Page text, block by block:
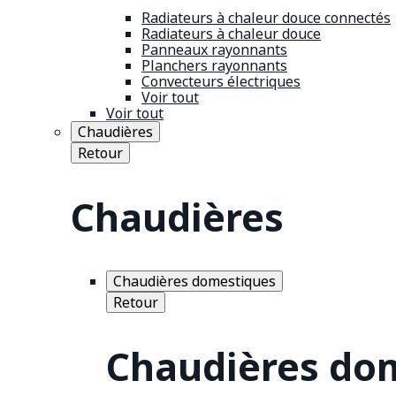
Radiateurs à chaleur douce connectés
Radiateurs à chaleur douce
Panneaux rayonnants
Planchers rayonnants
Convecteurs électriques
Voir tout
Voir tout
Chaudières
Retour
Chaudières
Chaudières domestiques
Retour
Chaudières